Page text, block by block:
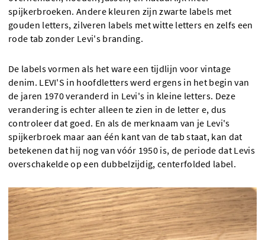
spijkerbroeken. Andere kleuren zijn zwarte labels met
gouden letters, zilveren labels met witte letters en zelfs een
rode tab zonder Levi's branding.
De labels vormen als het ware een tijdlijn voor vintage
denim. LEVI'S in hoofdletters werd ergens in het begin van
de jaren 1970 veranderd in Levi's in kleine letters. Deze
verandering is echter alleen te zien in de letter e, dus
controleer dat goed. En als de merknaam van je Levi's
spijkerbroek maar aan één kant van de tab staat, kan dat
betekenen dat hij nog van vóór 1950 is, de periode dat Levis
overschakelde op een dubbelzijdig, centerfolded label.